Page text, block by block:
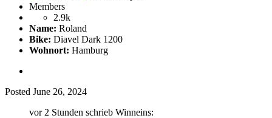
Members
2.9k
Name: Roland
Bike: Diavel Dark 1200
Wohnort: Hamburg
Posted June 26, 2024
vor 2 Stunden schrieb Winneins: